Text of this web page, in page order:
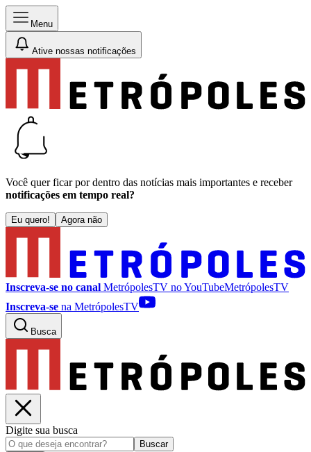
Menu
Ative nossas notificações
Você quer ficar por dentro das notícias mais importantes e receber
notificações em tempo real?
Eu quero! Agora não
Inscreva-se no canal MetrópolesTV noYouTubeMetrópolesTV
Inscreva-se na MetrópolesTV
Busca
Digite sua busca
Buscar